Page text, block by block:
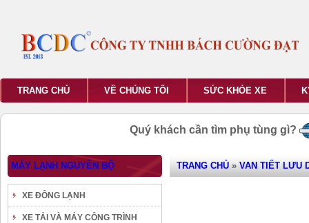
TRANG CHỦ VỀ CHÚNG TÔI SỨC KHỎE XE
Quý khách cần tìm phụ tùng gì?
MÁY LẠNH NGUYÊN BỘ
XE ĐÔNG LẠNH
XE TẢI VÀ MÁY CÔNG TRÌNH
TRANG CHỦ » VAN TIẾT LƯU